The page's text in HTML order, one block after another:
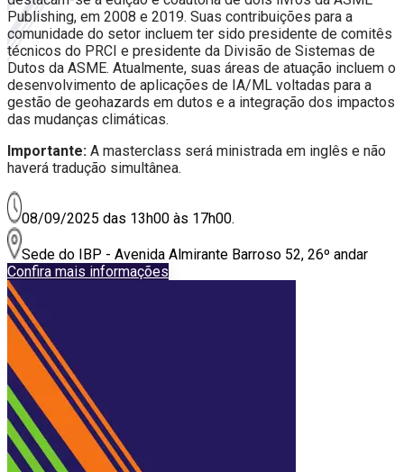
Publishing, em 2008 e 2019. Suas contribuições para a
comunidade do setor incluem ter sido presidente de comitês
técnicos do PRCI e presidente da Divisão de Sistemas de
Dutos da ASME. Atualmente, suas áreas de atuação incluem o
desenvolvimento de aplicações de IA/ML voltadas para a
gestão de geohazards em dutos e a integração dos impactos
das mudanças climáticas.
Importante: A masterclass será ministrada em inglês e não
haverá tradução simultânea.
08/09/2025 das 13h00 às 17h00.
Sede do IBP - Avenida Almirante Barroso 52, 26º andar
Confira mais informações